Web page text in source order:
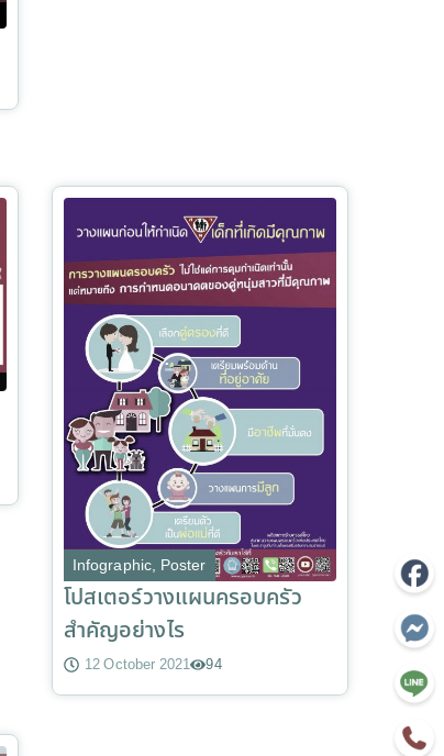
Infographic, Poster
โปสเตอร์วางแผนครอบครัว
สำคัญอย่างไร
12 October 2021 94